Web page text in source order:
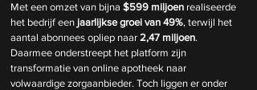
Met een omzet van bijna $599 miljoen realiseerde
het bedrijf een jaarlijkse groei van 49%, terwijl het
aantal abonnees opliep naar 2,47 miljoen.
Daarmee onderstreept het platform zijn
transformatie van online apotheek naar
volwaardige zorgaanbieder. Toch liggen er onder